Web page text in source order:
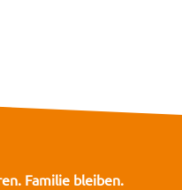
Familie bleiben.